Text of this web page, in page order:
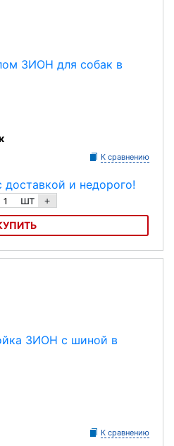
К сравнению
шт +
К сравнению